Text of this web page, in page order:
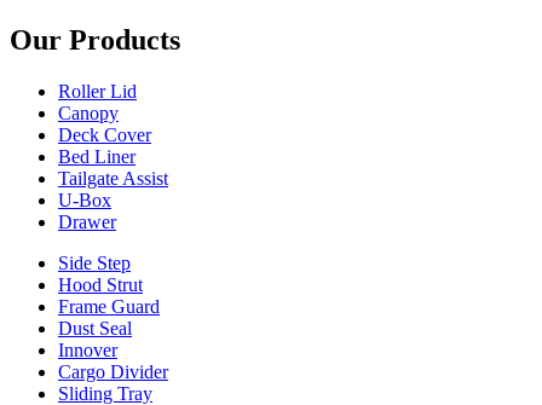
Our Products
Roller Lid
Canopy
Deck Cover
Bed Liner
Tailgate Assist
U-Box
Drawer
Side Step
Hood Strut
Frame Guard
Dust Seal
Innover
Cargo Divider
Sliding Tray